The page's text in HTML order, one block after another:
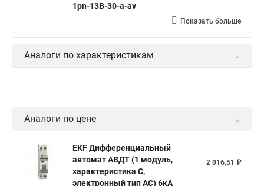
1pn-13B-30-a-av
Показать больше
Аналоги по характеристикам
Аналоги по цене
EKF Дифференциальный
автомат АВДТ (1 модуль,
характеристика C,
электронный тип AС) 6кА
2 016,51 ₽